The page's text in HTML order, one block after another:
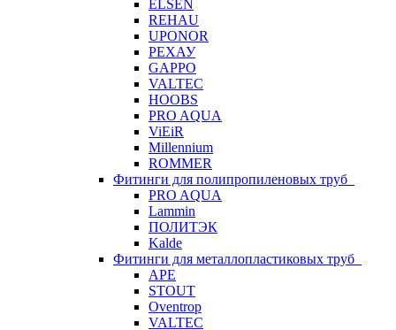
ELSEN
REHAU
UPONOR
РЕХАУ
GAPPO
VALTEC
HOOBS
PRO AQUA
ViEiR
Millennium
ROMMER
Фитинги для полипропиленовых труб
PRO AQUA
Lammin
ПОЛИТЭК
Kalde
Фитинги для металлопластиковых труб
APE
STOUT
Oventrop
VALTEC